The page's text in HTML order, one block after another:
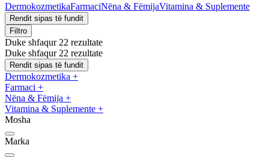
DermokozmetikaFarmaciNëna & FëmijaVitamina & Suplemente
Rendit sipas të fundit
Filtro
Duke shfaqur 22 rezultate
Duke shfaqur 22 rezultate
Rendit sipas të fundit
Dermokozmetika +
Farmaci +
Nëna & Fëmija +
Vitamina & Suplemente +
Mosha
Marka